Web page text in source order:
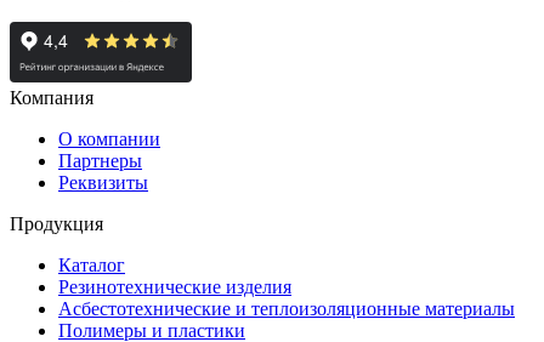
Компания
О компании
Партнеры
Реквизиты
Продукция
Каталог
Резинотехнические изделия
Асбестотехнические и теплоизоляционные материалы
Полимеры и пластики